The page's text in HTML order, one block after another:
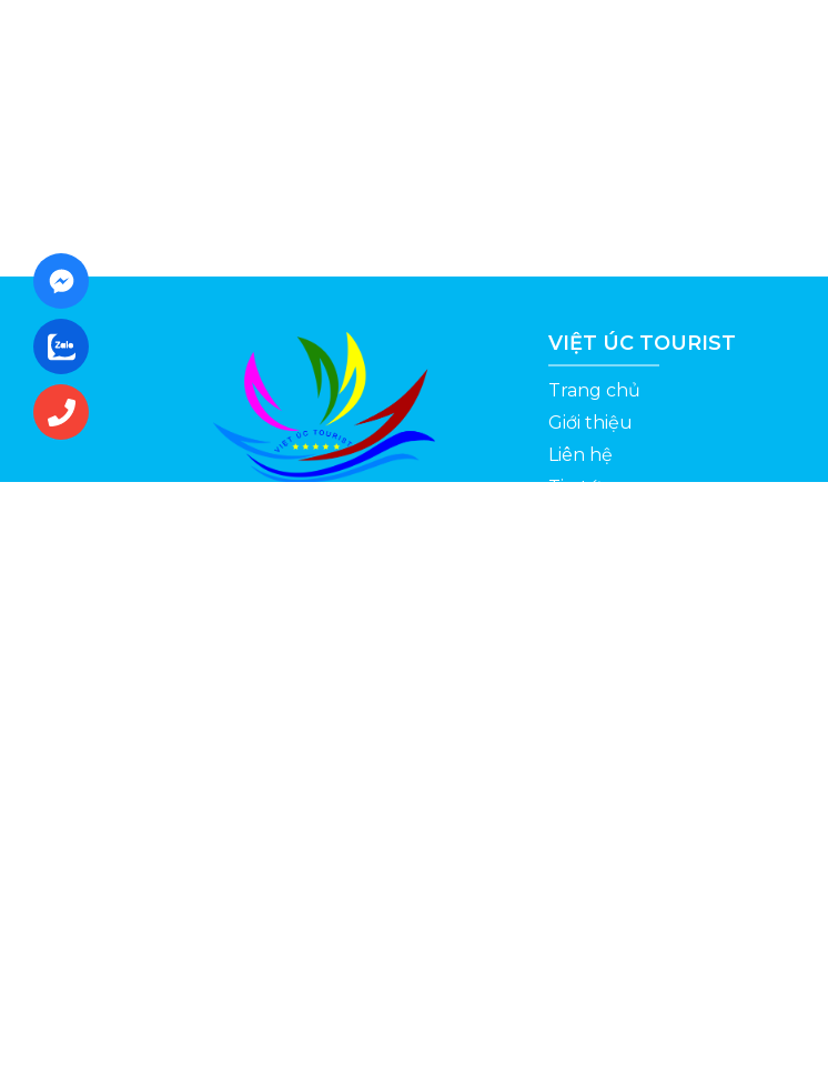
VIỆT ÚC TOURIST
Trang chủ
Giới thiệu
Liên hệ
Tin tức